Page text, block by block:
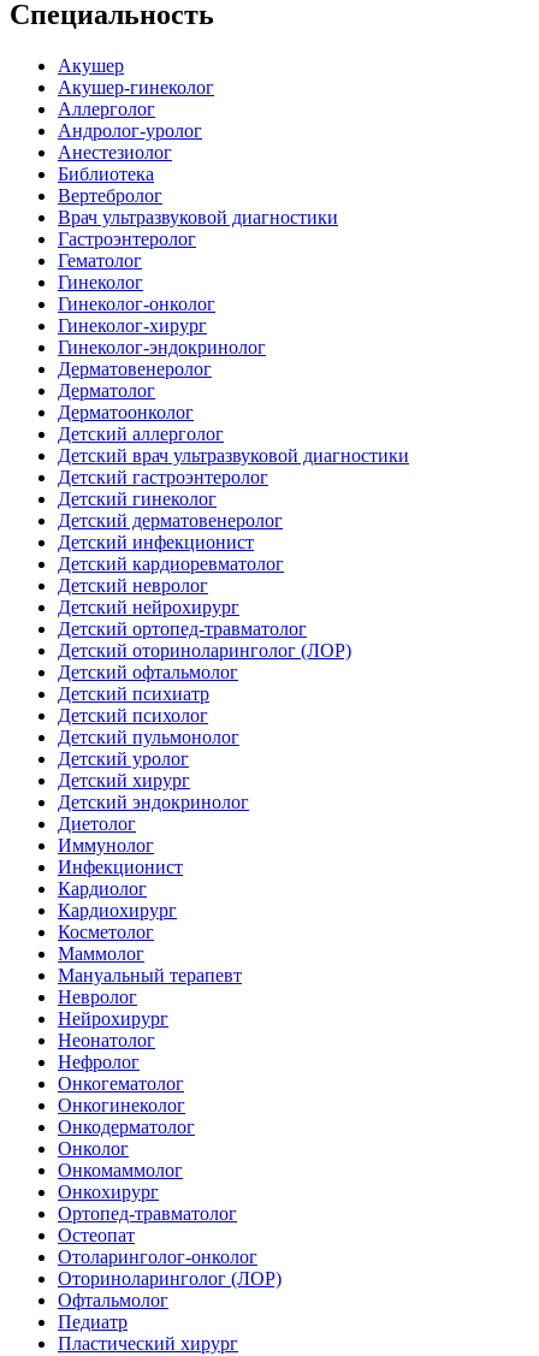
Специальность
Акушер
Акушер-гинеколог
Аллерголог
Андролог-уролог
Анестезиолог
Библиотека
Вертебролог
Врач ультразвуковой диагностики
Гастроэнтеролог
Гематолог
Гинеколог
Гинеколог-онколог
Гинеколог-хирург
Гинеколог-эндокринолог
Дерматовенеролог
Дерматолог
Дерматоонколог
Детский аллерголог
Детский врач ультразвуковой диагностики
Детский гастроэнтеролог
Детский гинеколог
Детский дерматовенеролог
Детский инфекционист
Детский кардиоревматолог
Детский невролог
Детский нейрохирург
Детский ортопед-травматолог
Детский оториноларинголог (ЛОР)
Детский офтальмолог
Детский психиатр
Детский психолог
Детский пульмонолог
Детский уролог
Детский хирург
Детский эндокринолог
Диетолог
Иммунолог
Инфекционист
Кардиолог
Кардиохирург
Косметолог
Маммолог
Мануальный терапевт
Невролог
Нейрохирург
Неонатолог
Нефролог
Онкогематолог
Онкогинеколог
Онкодерматолог
Онколог
Онкомаммолог
Онкохирург
Ортопед-травматолог
Остеопат
Отоларинголог-онколог
Оториноларинголог (ЛОР)
Офтальмолог
Педиатр
Пластический хирург